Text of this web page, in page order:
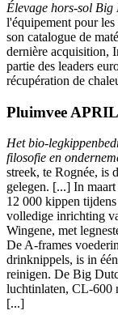
Élevage hors-sol
l'équipement pour
son catalogue de
dernière acquisition,
partie des leaders
récupération de
Pluimvee
Het bio-
filosofie en
streek, te Rognée, is
gelegen. [...] In
12 000 kippen
volledige inrichting
Wingene, met
De A-frames
drinknippels, is in
reinigen. De Big
luchtinlaten, CL-600
[...]